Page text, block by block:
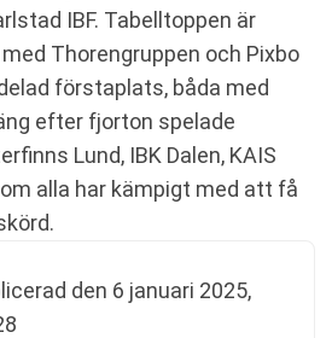
IBF. Tabelltoppen är
Thorengruppen och Pixbo
förstaplats, båda med
efter fjorton spelade
Lund, IBK Dalen, KAIS
alla har kämpigt med att få
den 6 januari 2025,